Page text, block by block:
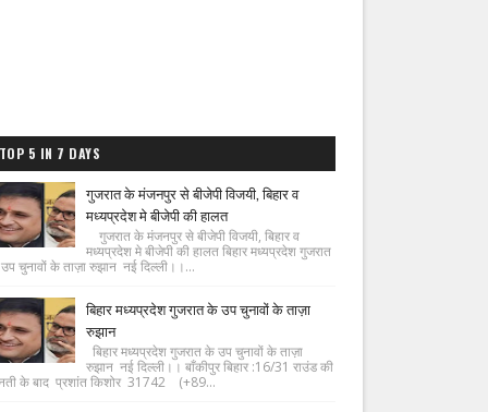
5 IN 7 DAYS
गुजरात के मंजनपुर से बीजेपी विजयी, बिहार व
मध्यप्रदेश मे बीजेपी की हालत
गुजरात के मंजनपुर से बीजेपी विजयी, बिहार व
मध्यप्रदेश मे बीजेपी की हालत बिहार मध्यप्रदेश गुजरात
चुनावों के ताज़ा रुझान नई दिल्ली।।...
बिहार मध्यप्रदेश गुजरात के उप चुनावों के ताज़ा
रुझान
बिहार मध्यप्रदेश गुजरात के उप चुनावों के ताज़ा
रुझान नई दिल्ली।। बाँकीपुर बिहार :16/31 राउंड की
के बाद प्रशांत किशोर 31742 (+89...